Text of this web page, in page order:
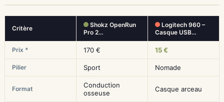
Critère
Shokz OpenRun
Pro 2…
Logitech 960 –
Casque USB…
Prix * 170 € 15 €
Pilier Sport Nomade
Format
Conduction
osseuse
Casque arceau